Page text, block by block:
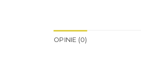
OPINIE (0)